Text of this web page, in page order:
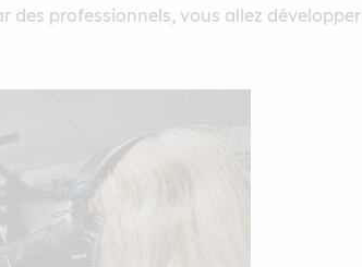
des professionnels, vous allez développer